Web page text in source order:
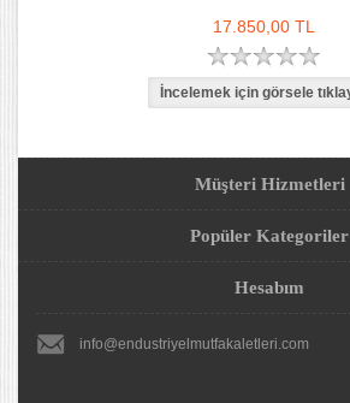
17.850,00 TL
Müşteri Hizmetleri
Popüler Kategoriler
Hesabım
info@endustriyelmutfakaletleri.com